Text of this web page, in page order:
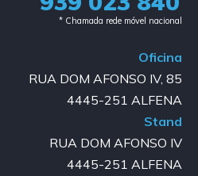
* Chamada rede móvel nacional
Oficina
RUA DOM AFONSO IV, 85
4445-251 ALFENA
Stand
RUA DOM AFONSO IV
4445-251 ALFENA